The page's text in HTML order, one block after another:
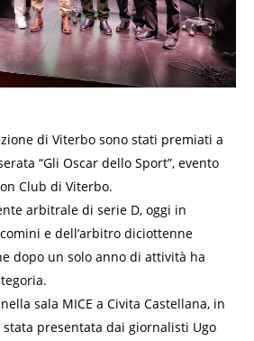
di Viterbo sono stati premiati a
“Gli Oscar dello Sport”, evento
Club di Viterbo.
arbitrale di serie D, oggi in
e dell’arbitro diciottenne
dopo un solo anno di attività ha
sala MICE a Civita Castellana, in
presentata dai giornalisti Ugo